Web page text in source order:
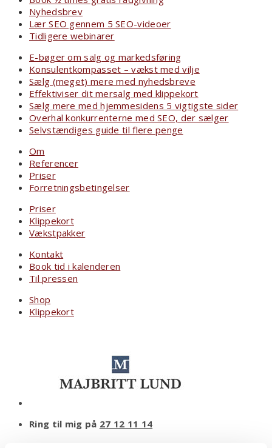
Nyhedsbrev
Lær SEO gennem 5 SEO-videoer
Tidligere webinarer
E-bøger om salg og markedsføring
Konsulentkompasset – vækst med vilje
Sælg (meget) mere med nyhedsbreve
Effektiviser dit mersalg med klippekort
Sælg mere med hjemmesidens 5 vigtigste sider
Overhal konkurrenterne med SEO, der sælger
Selvstændiges guide til flere penge
Om
Referencer
Priser
Forretningsbetingelser
Priser
Klippekort
Vækstpakker
Kontakt
Book tid i kalenderen
Til pressen
Shop
Klippekort
Ring til mig på 27 12 11 14